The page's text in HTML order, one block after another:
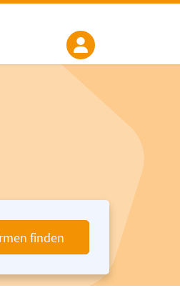
finden